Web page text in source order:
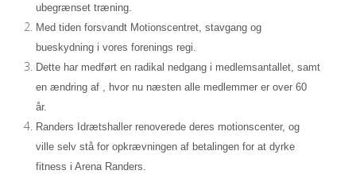
ubegrænset træning.
Med tiden forsvandt Motionscentret, stavgang og
bueskydning i vores forenings regi.
Dette har medført en radikal nedgang i medlemsantallet, samt
en ændring af , hvor nu næsten alle medlemmer er over 60
år.
Randers Idrætshaller renoverede deres motionscenter, og
ville selv stå for opkrævningen af betalingen for at dyrke
fitness i Arena Randers.